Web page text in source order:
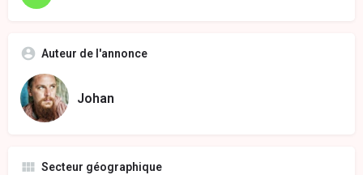
Auteur de l'annonce
Johan
Secteur géographique